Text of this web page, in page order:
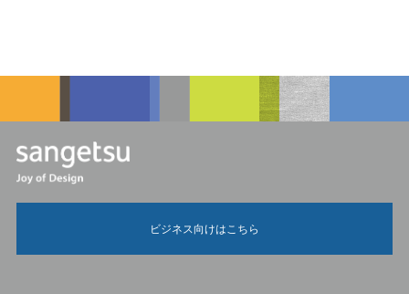
ビジネス向けはこちら